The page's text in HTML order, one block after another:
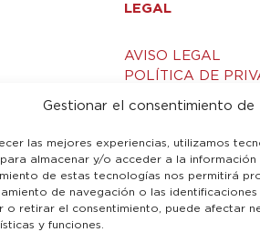
Gestionar el consentimiento de
las mejores experiencias, utilizamos
almacenar y/o acceder a la información
de estas tecnologías nos permitirá
de navegación o las identificaciones
o retirar el consentimiento, puede afectar
y funciones.
LEGAL
AVISO LEGAL
POLÍTICA DE